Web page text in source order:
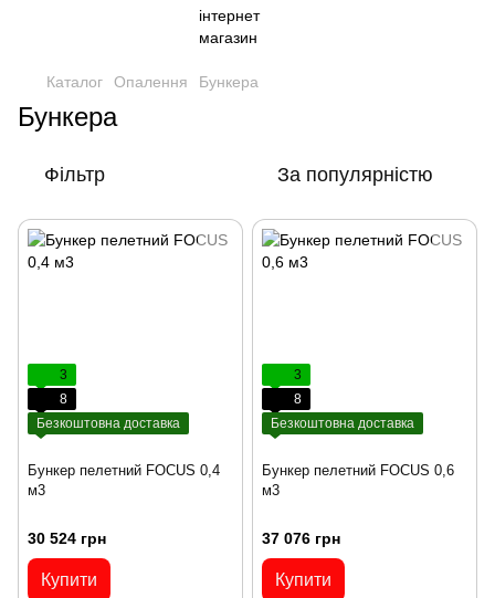
Каталог Опалення Бункера
Бункера
Фільтр За популярністю
3
8
Безкоштовна доставка
Бункер пелетний FOCUS 0,4
м3
30 524 грн
Купити
3
8
Безкоштовна доставка
Бункер пелетний FOCUS 0,6
м3
37 076 грн
Купити